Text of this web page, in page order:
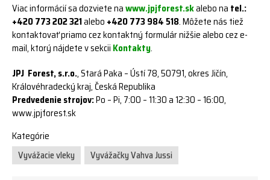
Viac informácií sa dozviete nawww.jpjforest.skalebo na tel.:
+420 773 202 321alebo +420 773 984 518. Môžete nás tiež
kontaktovať priamo cez kontaktný formulár nižšie alebo cez e-
mail, ktorý nájdete v sekcii Kontakty.
JPJ Forest, s.r.o., Stará Paka – Ústí 78, 50791, okres Jičín,
Královéhradecký kraj, Česká Republika
Predvedenie strojov:Po – Pi, 7:00 – 11:30 a 12:30 – 16:00,
www.jpjforest.sk
Kategórie
Vyvážacie vleky
Vyvážačky Vahva Jussi